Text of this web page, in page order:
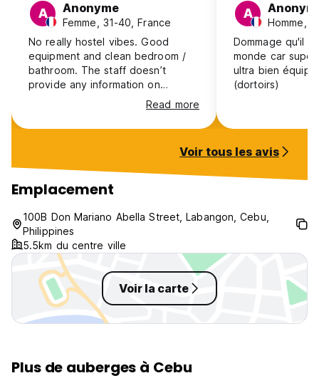
A Anonyme
Femme, 31-40, France
No really hostel vibes. Good
equipment and clean bedroom /
bathroom. The staff doesn’t
provide any information on
activities / restaurants. Don’t
expect to meet anyone there, the
hostel was empty. Ok for one
Read more
A
Homme,
Dommage qu'il
monde car
ultra bien
(dortoirs)
Voir tous les avis
Emplacement
100B Don Mariano Abella Street, Labangon, Cebu,
Philippines
5.5km du centre ville
Voir la carte
Plus de auberges à Cebu